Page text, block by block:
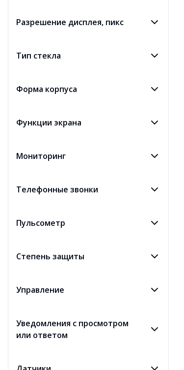
Разрешение дисплея, пикс
Тип стекла
Форма корпуса
Функции экрана
Мониторинг
Телефонные звонки
Пульсометр
Степень защиты
Управление
Уведомления с просмотром
или ответом